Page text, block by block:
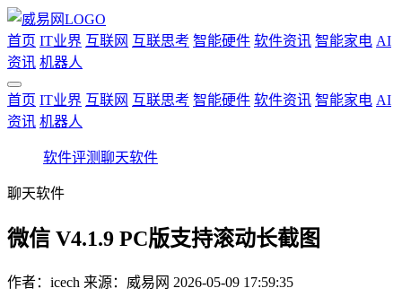
首页 IT业界 互联网 互联思考 智能硬件 软件资讯 智能家电 AI
资讯 机器人
首页 IT业界 互联网 互联思考 智能硬件 软件资讯 智能家电 AI
资讯 机器人
软件评测聊天软件
聊天软件
微信 V4.1.9 PC版支持滚动长截图
作者： icech 来源：威易网 2026-05-09 17:59:35